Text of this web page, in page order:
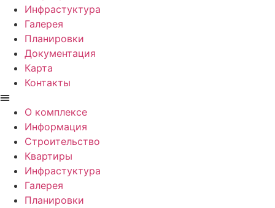
Инфрастуктура
Галерея
Планировки
Документация
Карта
Контакты
О комплексе
Информация
Строительство
Квартиры
Инфрастуктура
Галерея
Планировки